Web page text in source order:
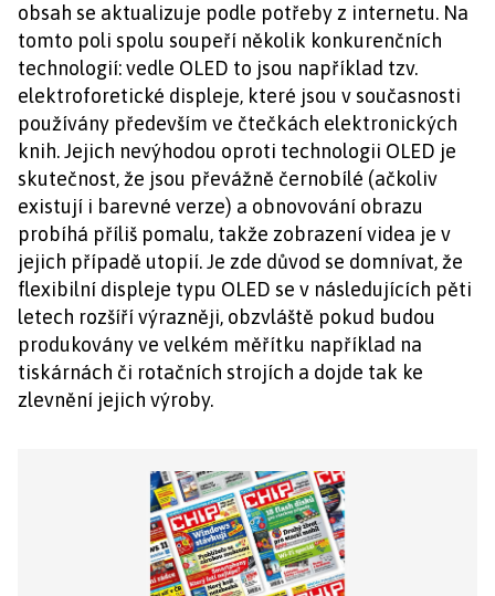
obsah se aktualizuje podle potřeby z internetu. Na
tomto poli spolu soupeří několik konkurenčních
technologií: vedle OLED to jsou například tzv.
elektroforetické displeje, které jsou v současnosti
používány především ve čtečkách elektronických
knih. Jejich nevýhodou oproti technologii OLED je
skutečnost, že jsou převážně černobílé (ačkoliv
existují i barevné verze) a obnovování obrazu
probíhá příliš pomalu, takže zobrazení videa je v
jejich případě utopií. Je zde důvod se domnívat, že
flexibilní displeje typu OLED se v následujících pěti
letech rozšíří výrazněji, obzvláště pokud budou
produkovány ve velkém měřítku například na
tiskárnách či rotačních strojích a dojde tak ke
zlevnění jejich výroby.